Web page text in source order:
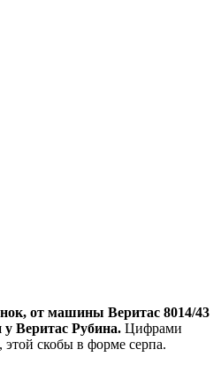
от машины Веритас 8014/43
Веритас Рубина. Цифрами
скобы в форме серпа.